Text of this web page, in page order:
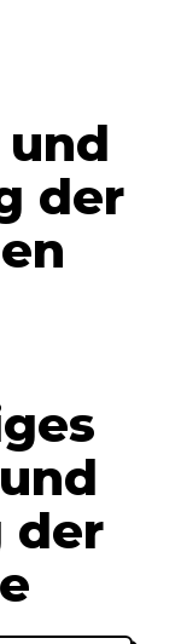
der
der